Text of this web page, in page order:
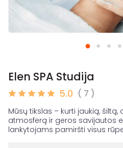
Elen SPA Studija
5.0 ( 7 )
Mūsų tikslas – kurti jaukią,
atmosferą ir geros savijautos
lankytojams pamiršti visus